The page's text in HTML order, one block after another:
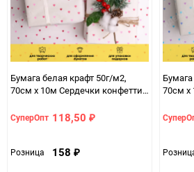
Бумага белая крафт 50г/м2,
70см x 10м Сердечки конфетти,
СуперОпт 118,50 ₽
Розница 158 ₽
70см x